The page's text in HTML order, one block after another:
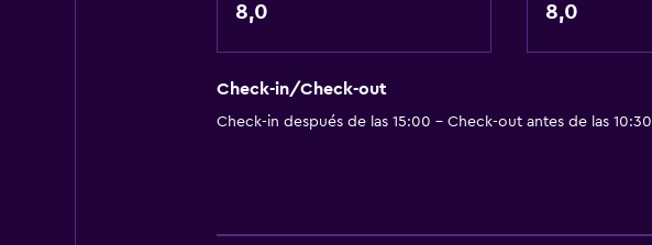
8,0 8,0
Check-in/Check-out
Check-in después de las 15:00 - Check-out antes de las 10:30